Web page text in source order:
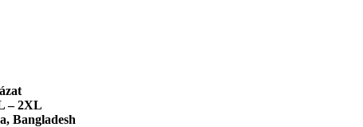
– 2XL
Bangladesh